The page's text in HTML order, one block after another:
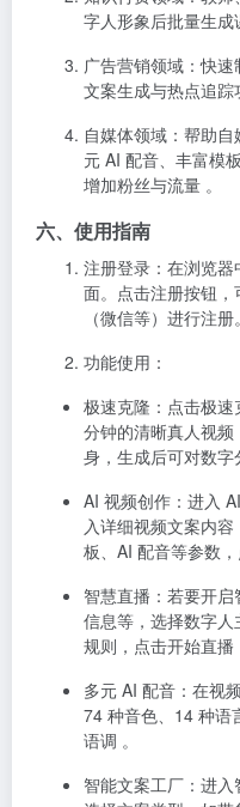
字人形象后批量生成
广告营销领域 ：快
文案生成与热点追踪
自媒体领域 ：帮助
元 AI 配音、丰富模
增加粉丝与流量 。
六、使用指南
注册登录 ：在浏览
面。点击注册按钮
（微信等）进行注
功能使用 ：
极速克隆 ：点击极
分钟的清晰真人视
身，生成后可对数字
AI 视频创作 ：进入
入详细视频文案内
板、AI 配音等参数
智慧直播 ：若要开
信息等，选择数字
规则，点击开始直播
多元 AI 配音 ：在视
74 种音色、14 种语
语调 。
智能文案工厂 ：进